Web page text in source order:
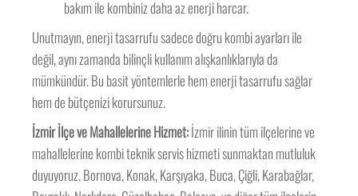
bakım ile kombiniz daha az enerji harcar.
Unutmayın, enerji tasarrufu sadece doğru kombi ayarları ile
değil, aynı zamanda bilinçli kullanım alışkanlıklarıyla da
mümkündür. Bu basit yöntemlerle hem enerji tasarrufu sağlar
hem de bütçenizi korursunuz.
İzmir İlçe ve Mahallelerine Hizmet:İzmir ilinin tüm ilçelerine ve
mahallelerine kombi teknik servis hizmeti sunmaktan mutluluk
duyuyoruz. Bornova, Konak, Karşıyaka, Buca, Çiğli, Karabağlar,